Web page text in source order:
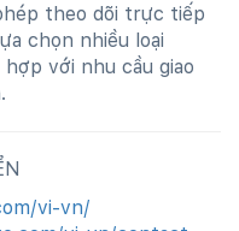
theo dõi trực tiếp
chọn nhiều loại
với nhu cầu giao
vi-vn/